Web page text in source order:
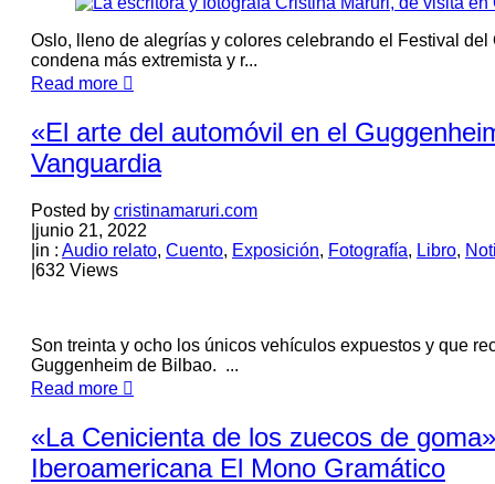
Oslo, lleno de alegrías y colores celebrando el Festival
condena más extremista y r...
Read more
«El arte del automóvil en el
Vanguardia
Posted by cristinamaruri.com
junio 21, 2022
in : Audio relato, Cuento, Exposición, Fotografía, Libro,
632 Views
Son treinta y ocho los únicos vehículos expuestos y que
Guggenheim de Bilbao. ...
Read more
«La Cenicienta de los zuecos de
Iberoamericana El Mono Gramático